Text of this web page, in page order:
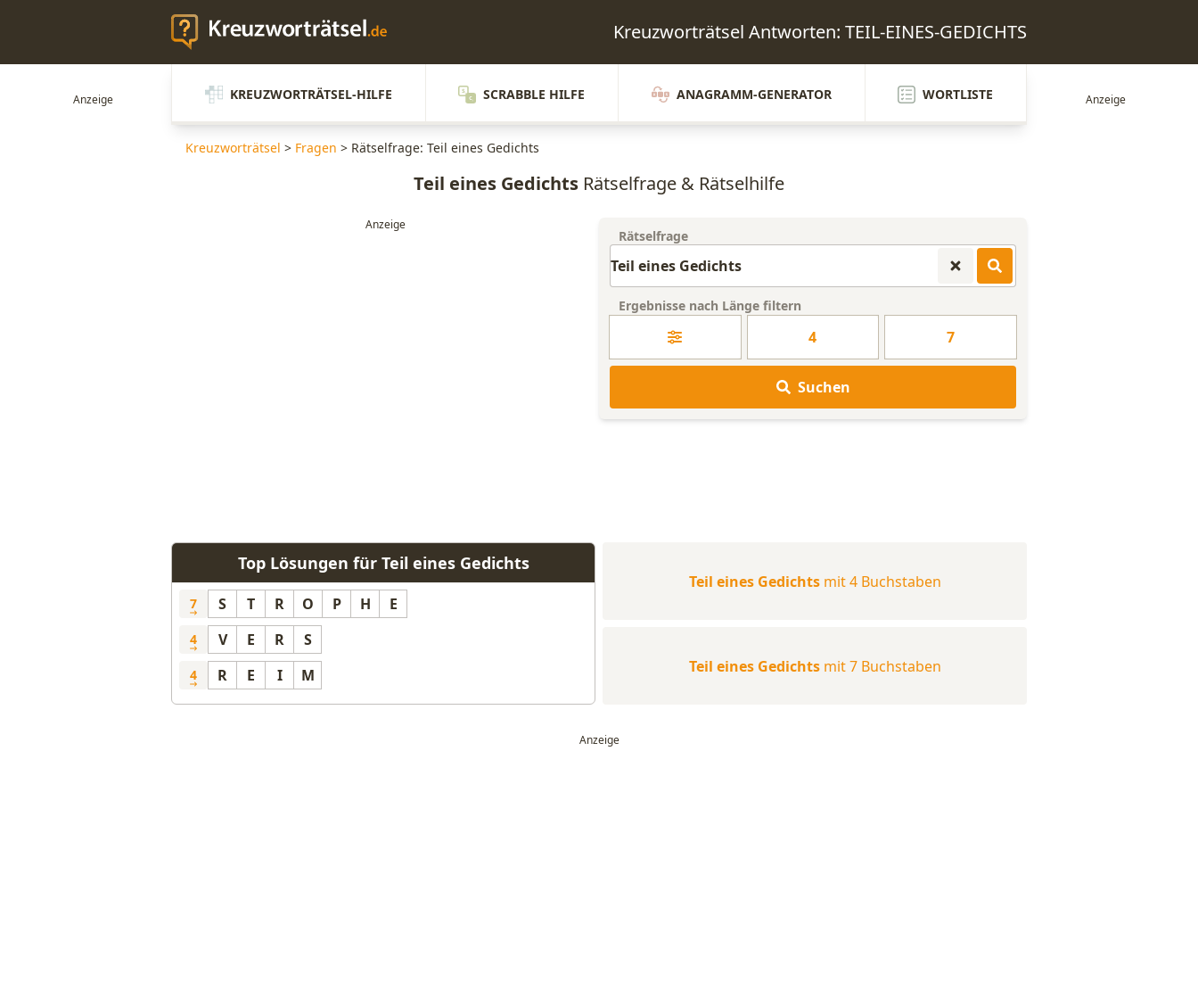
Kreuzworträtsel Antworten: TEIL-EINES-GEDICHTS
KREUZWORTRÄTSEL-HILFE SCRABBLE HILFE ANAGRAMM-GENERATOR WORTLISTE
Kreuzworträtsel > Fragen > Rätselfrage: Teil eines Gedichts
Teil eines Gedichts Rätselfrage & Rätselhilfe
Rätselfrage
Ergebnisse nach Länge filtern
4 7
Suchen
Top Lösungen für Teil eines Gedichts
7 S T R O P H E
4 V E R S
4 R E I M
Teil eines Gedichts mit 4 Buchstaben
Teil eines Gedichts mit 7 Buchstaben